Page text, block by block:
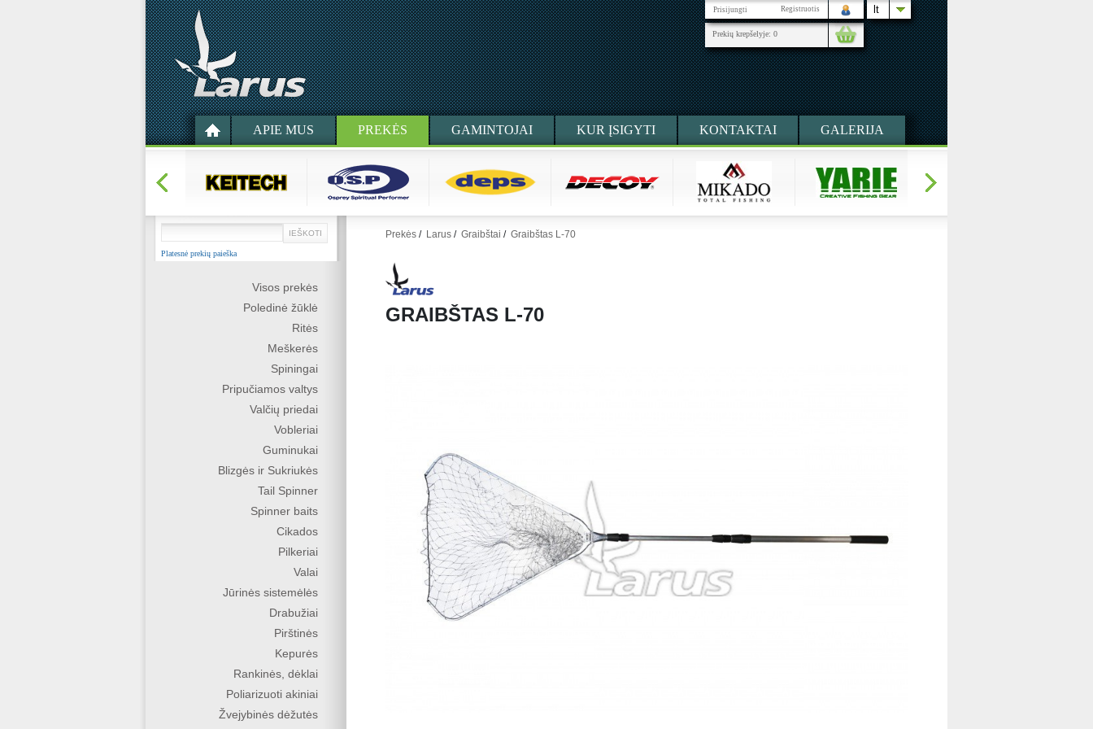
Prisijungti Registruotis lt
Prekių krepšelyje: 0
APIE MUS PREKĖS GAMINTOJAI KUR ĮSIGYTI KONTAKTAI GALERIJA
Platesnė prekių paieška
Visos prekės
Poledinė žūklė
Ritės
Meškerės
Spiningai
Pripučiamos valtys
Valčių priedai
Vobleriai
Guminukai
Blizgės ir Sukriukės
Tail Spinner
Spinner baits
Cikados
Pilkeriai
Valai
Jūrinės sistemėlės
Drabužiai
Pirštinės
Kepurės
Rankinės, dėklai
Poliarizuoti akiniai
Žvejybinės dėžutės
Prekės/ Larus/ Graibštai / Graibštas L-70
GRAIBŠTAS L-70